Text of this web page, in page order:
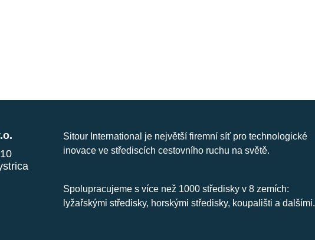
Sitour International je největší firemní síť pro technologické
inovace ve střediscích cestovního ruchu na světě.
Spolupracujeme s více než 1000 středisky v 8 zemích:
lyžařskými středisky, horskými středisky, koupališti a dalšími.